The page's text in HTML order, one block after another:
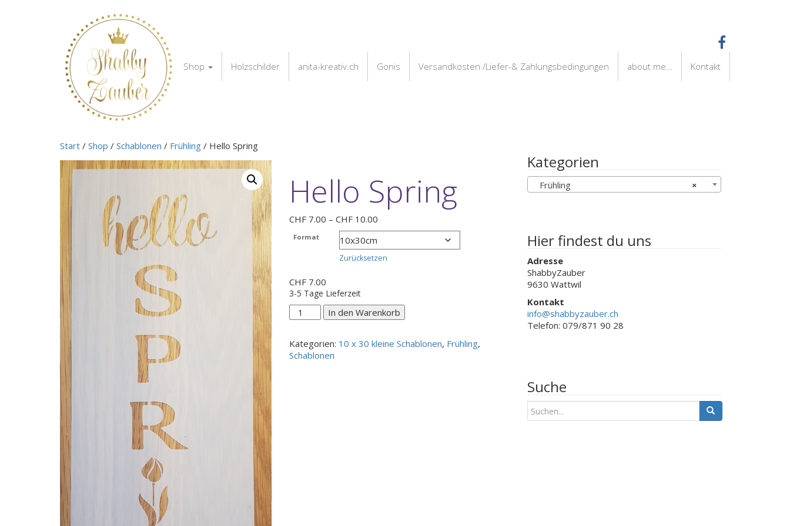
Shop Holzschilder anita-kreativ.ch Gonis Versandkosten /Liefer-& Zahlungsbedingungen about me… Kontakt
Start / Shop / Schablonen / Frühling / Hello Spring
Hello Spring
CHF 7.00 – CHF 10.00
CHF 7.00
CHF 10.00
Format
Zurücksetzen
CHF 7.00
3-5 Tage Lieferzeit
Hello
Spring
In den Warenkorb
Kategorien: 10 x 30 kleine Schablonen, Frühling,
Schablonen
Kategorien
×
Frühling
Hier findest du uns
Adresse
ShabbyZauber
9630 Wattwil
Kontakt
info@shabbyzauber.ch
Telefon: 079/871 90 28
Suche
S
u